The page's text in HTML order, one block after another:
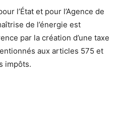
l’État et pour l’Agence de
de l’énergie est
par la création d’une taxe
aux articles 575 et
impôts.